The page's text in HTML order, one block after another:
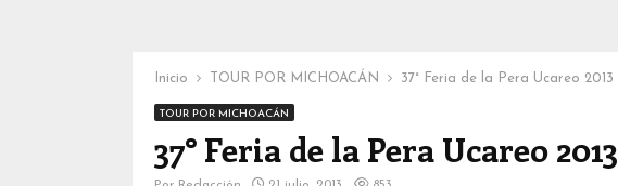
Inicio TOUR POR MICHOACÁN 37° Feria de la Pera Ucareo 2013
TOUR POR MICHOACÁN
37° Feria de la Pera Ucareo 2013